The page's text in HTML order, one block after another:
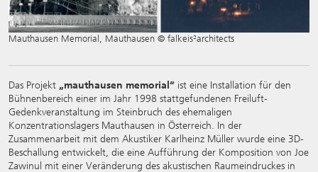
Mauthausen Memorial, Mauthausen © falkeis²architects
Das Projekt „mauthausen memorial“ ist eine Installation für den
Bühnenbereich einer im Jahr 1998 stattgefundenen Freiluft-
Gedenkveranstaltung im Steinbruch des ehemaligen
Konzentrationslagers Mauthausen in Österreich. In der
Zusammenarbeit mit dem Akustiker Karlheinz Müller wurde eine 3D-
Beschallung entwickelt, die eine Aufführung der Komposition von Joe
Zawinul mit einer Veränderung des akustischen Raumeindruckes in